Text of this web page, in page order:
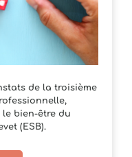
de la troisième
bien‑être du
(ESB).